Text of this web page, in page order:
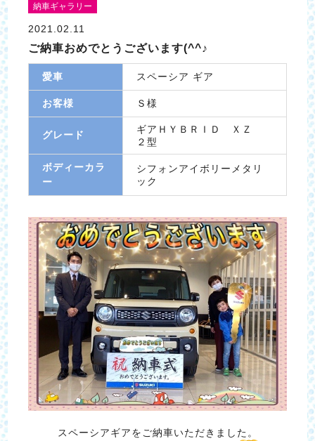
納車ギャラリー
2021.02.11
ご納車おめでとうございます(^^♪
愛車 スペーシア ギア
お客様 Ｓ様
グレード
ギアＨＹＢＲＩＤ ＸＺ
２型
ボディーカラ
ー
シフォンアイボリーメタリ
ック
スペーシアギアをご納車いただきました。